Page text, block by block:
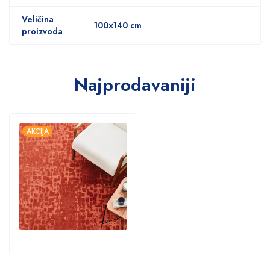
Veličina
proizvoda
100×140 cm
Najprodavaniji
AKCIJA